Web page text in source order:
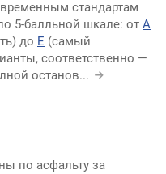
стандартам
5-балльной шкале: от A
до E (самый
соответственно —
останов...
по асфальту за